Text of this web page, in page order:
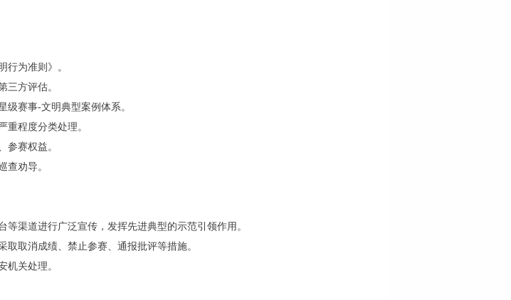
为准则》。
三方评估。
赛事-文明典型案例体系。
程度分类处理。
参赛权益。
查劝导。
渠道进行广泛宣传，发挥先进典型的示范引领作用。
取消成绩、禁止参赛、通报批评等措施。
机关处理。